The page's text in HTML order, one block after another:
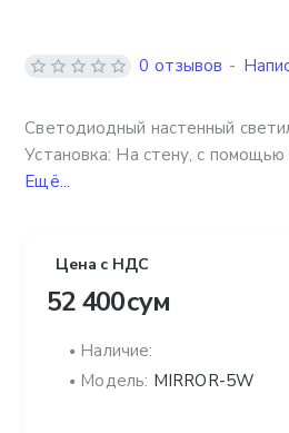
Светодиодный настенный
Установка: На стену, с помощью
Ещё...
0 отзывов -
Цена с НДС
52 400 сум
Наличие:
Модель: MIRROR-5W